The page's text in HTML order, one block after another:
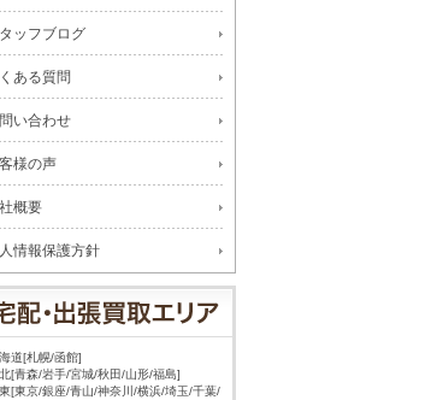
ッフブログ
ある質問
い合わせ
様の声
概要
情報保護方針
道[札幌/函館]
[青森/岩手/宮城/秋田/山形/福島]
[東京/銀座/青山/神奈川/横浜/埼玉/千葉/